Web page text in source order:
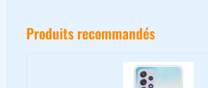
Produits recommandés